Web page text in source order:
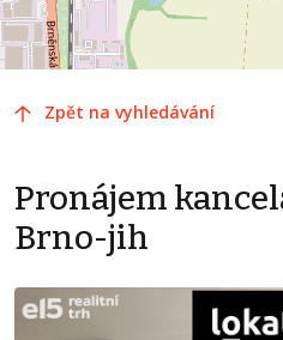
Zpět na vyhledávání
Pronájem
Brno-jih